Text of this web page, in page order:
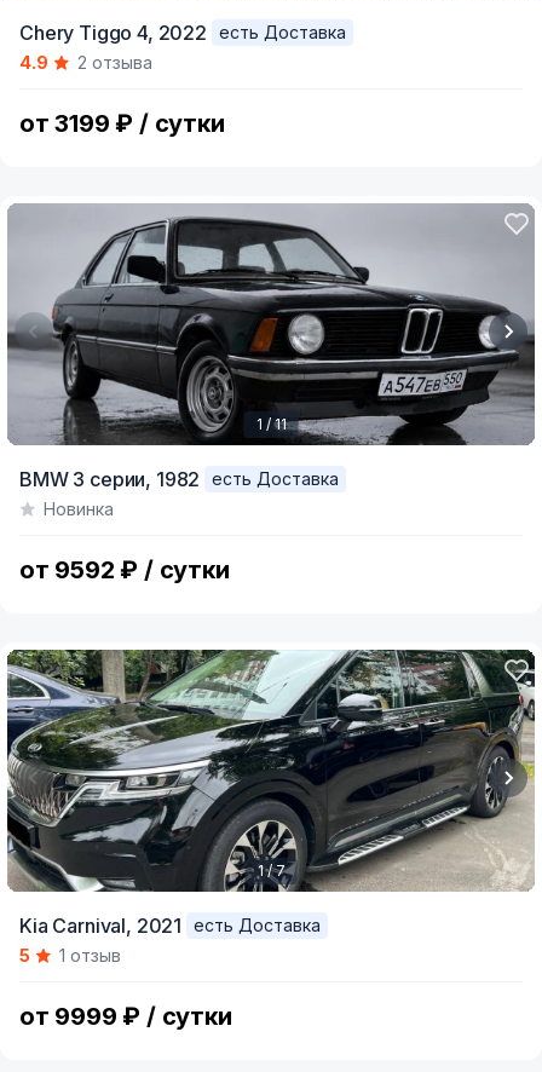
of
Chery Tiggo 4, 2022
есть Доставка
4.9
2 отзыва
от 3199 ₽ / сутки
of
1 / 11
BMW 3 серии, 1982
есть Доставка
Новинка
от 9592 ₽ / сутки
of
1 / 7
Kia Carnival, 2021
есть Доставка
5
1 отзыв
от 9999 ₽ / сутки